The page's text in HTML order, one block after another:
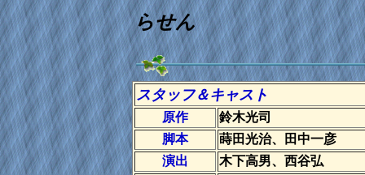
らせん
スタッフ＆キャスト
原作
鈴木光司
脚本
蒔田光治、田中一彦
演出
木下高男、西谷弘